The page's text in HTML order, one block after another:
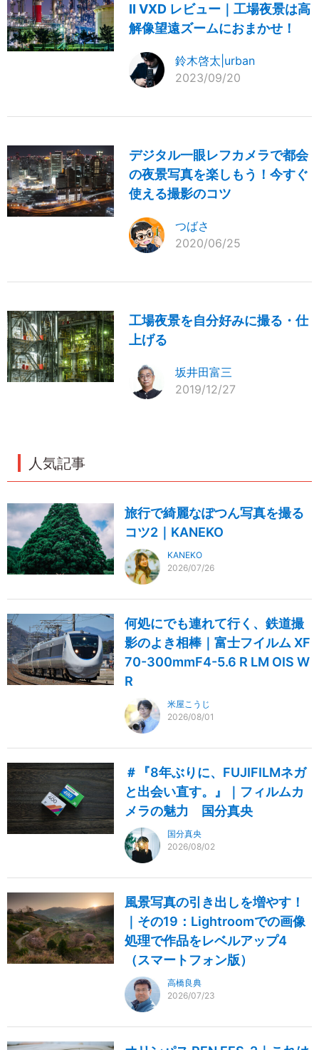
II VXD レビュー｜工場夜景は高
解像望遠ズームにおまかせ！
鈴木啓太|urban
2023/09/20
デジタル一眼レフカメラで都会
の夜景写真を楽しもう！今すぐ
使える撮影のコツ
つばさ
2020/06/25
工場夜景を自分好みに撮る・仕
上げる
坂井田富三
2019/12/27
人気記事
旅行で綺麗なぽつん写真を撮る
コツ2｜KANEKO
KANEKO
2026/07/26
何処にでも連れて行く、鉄道撮
影のよき相棒｜富士フイルム XF
70-300mmF4-5.6 R LM OIS W
R
米屋こうじ
2026/08/01
＃『8年ぶりに、FUJIFILMネガ
と出会い直す。』｜フィルムカ
メラの魅力 国分真央
国分真央
2026/08/02
風景写真の引き出しを増やす！
｜その19：Lightroomでの画像
処理で作品をレベルアップ4
（スマートフォン版）
高橋良典
2026/07/23